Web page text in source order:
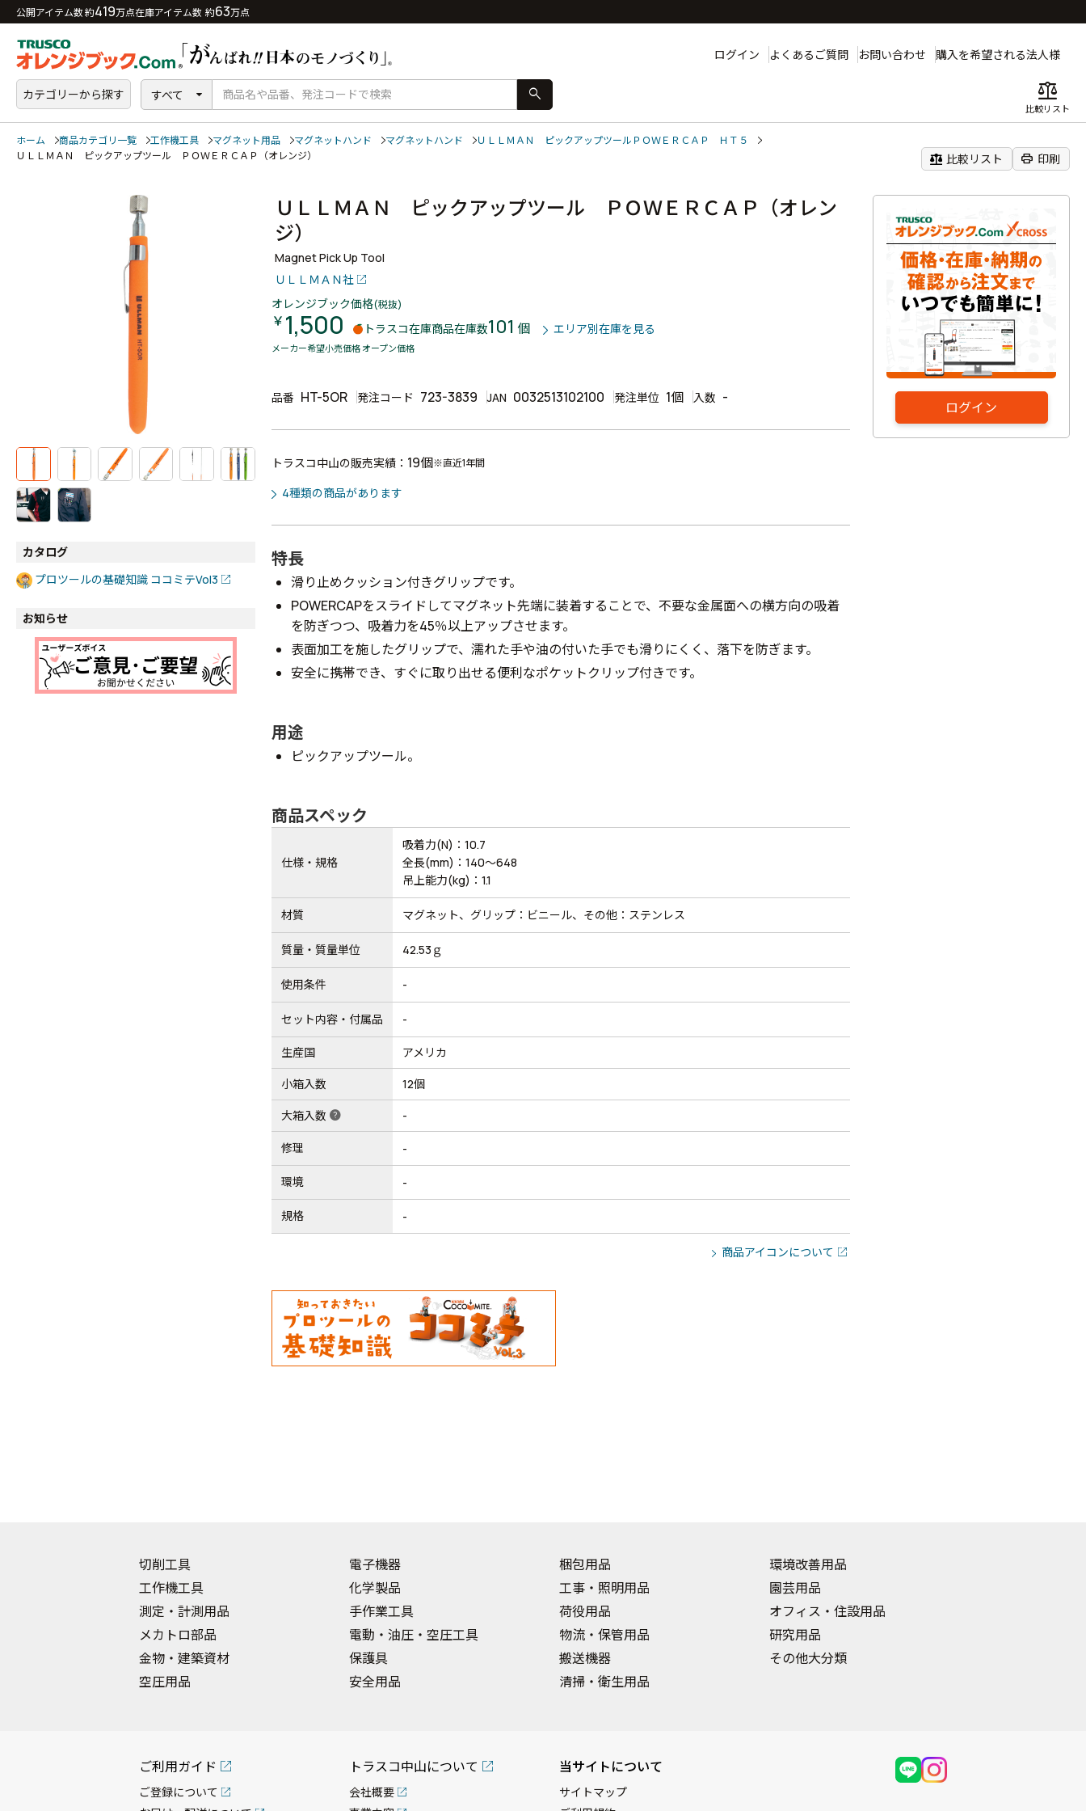
公開アイテム数 約419万点在庫アイテム数 約63万点
ログイン よくあるご質問 お問い合わせ 購入を希望される法人様
カテゴリーから探す すべて search balance
比較リスト
ホーム 商品カテゴリ一覧 工作機工具 マグネット用品 マグネットハンド マグネットハンド
ＵＬＬＭＡＮ ピックアップツールＰＯＷＥＲＣＡＰ ＨＴ５
ＵＬＬＭＡＮ ピックアップツール ＰＯＷＥＲＣＡＰ（オレンジ）
balance 比較リスト print 印刷
ログイン
カタログ
プロツールの基礎知識 ココミテVol3
お知らせ
ＵＬＬＭＡＮ ピックアップツール ＰＯＷＥＲＣＡＰ（オレン
ジ）
Magnet Pick Up Tool
ＵＬＬＭＡＮ社
オレンジブック価格(税抜)
￥ 1,500 トラスコ在庫商品在庫数101 個 エリア別在庫を見る
メーカー希望小売価格 オープン価格
品番 HT-5OR 発注コード 723-3839 JAN 0032513102100 発注単位 1個 入数 -
トラスコ中山の販売実績： 19個※直近1年間
4種類の商品があります
特長
滑り止めクッション付きグリップです。
POWERCAPをスライドしてマグネット先端に装着することで、不要な金属面への横方向の吸着
を防ぎつつ、吸着力を45％以上アップさせます。
表面加工を施したグリップで、濡れた手や油の付いた手でも滑りにくく、落下を防ぎます。
安全に携帯でき、すぐに取り出せる便利なポケットクリップ付きです。
用途
ピックアップツール。
商品スペック
仕様・規格
吸着力(N)：10.7
全長(mm)：140～648
吊上能力(kg)：1.1
材質 マグネット、グリップ：ビニール、その他：ステンレス
質量・質量単位 42.53ｇ
使用条件 -
セット内容・付属品 -
生産国 アメリカ
小箱入数 12個
大箱入数 help -
修理 -
環境 -
規格 -
商品アイコンについて
切削工具
工作機工具
測定・計測用品
メカトロ部品
金物・建築資材
空圧用品
電子機器
化学製品
手作業工具
電動・油圧・空圧工具
保護具
安全用品
梱包用品
工事・照明用品
荷役用品
物流・保管用品
搬送機器
清掃・衛生用品
環境改善用品
園芸用品
オフィス・住設用品
研究用品
その他大分類
ご利用ガイド
ご登録について
トラスコ中山について
会社概要
当サイトについて
サイトマップ